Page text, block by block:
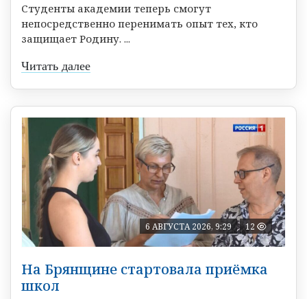
Студенты академии теперь смогут
непосредственно перенимать опыт тех, кто
защищает Родину. ...
Читать далее
6 АВГУСТА 2026, 9:29 12
На Брянщине стартовала приёмка
школ